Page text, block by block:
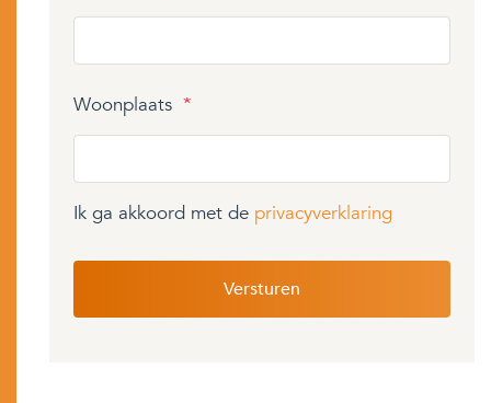
Woonplaats *
Ik ga akkoord met de privacyverklaring